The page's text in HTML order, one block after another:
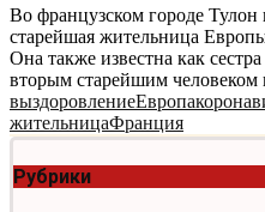
Во французском городе Тулон
старейшая жительница
Она также известна как
вторым старейшим человеком
выздоровлениеЕвропа
жительницаФранция
Рубрики